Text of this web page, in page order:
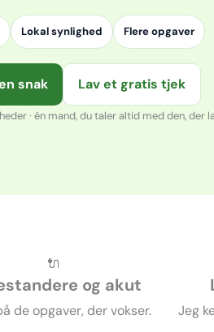
Lokal synlighed Flere opgaver
snak Lav et gratis tjek
· én mand, du taler altid med den, der
🔌
og akut
de opgaver, der vokser. Jeg